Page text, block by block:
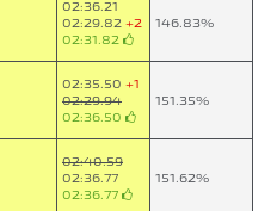
02:36.21
02:29.82 +2
02:31.82
146.83%
02:35.50 +1
02:29.94
02:36.50
151.35%
02:40.59
02:36.77
02:36.77
151.62%